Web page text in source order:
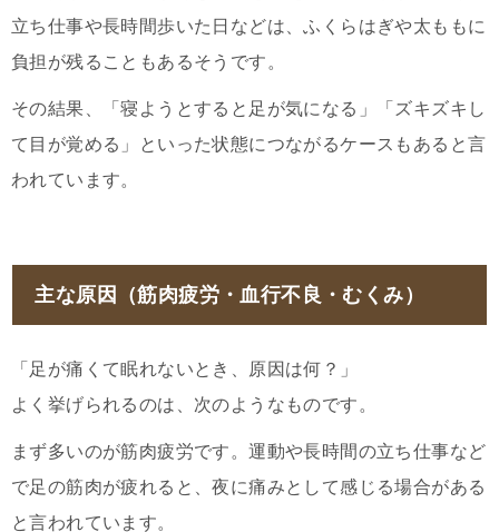
立ち仕事や長時間歩いた日などは、ふくらはぎや太ももに
負担が残ることもあるそうです。
その結果、「寝ようとすると足が気になる」「ズキズキし
て目が覚める」といった状態につながるケースもあると言
われています。
主な原因（筋肉疲労・血行不良・むくみ）
「足が痛くて眠れないとき、原因は何？」
よく挙げられるのは、次のようなものです。
まず多いのが筋肉疲労です。運動や長時間の立ち仕事など
で足の筋肉が疲れると、夜に痛みとして感じる場合がある
と言われています。